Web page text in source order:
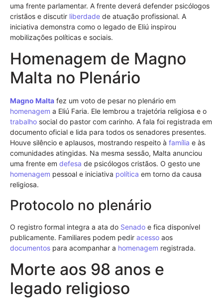
uma frente parlamentar. A frente deverá defender psicólogos
cristãos e discutir liberdade de atuação profissional. A
iniciativa demonstra como o legado de Eliú inspirou
mobilizações políticas e sociais.
Homenagem de Magno
Malta no Plenário
Magno Malta fez um voto de pesar no plenário em
homenagem a Eliú Faria. Ele lembrou a trajetória religiosa e o
trabalho social do pastor com carinho. A fala foi registrada em
documento oficial e lida para todos os senadores presentes.
Houve silêncio e aplausos, mostrando respeito à família e às
comunidades atingidas. Na mesma sessão, Malta anunciou
uma frente em defesa de psicólogos cristãos. O gesto une
homenagem pessoal e iniciativa política em torno da causa
religiosa.
Protocolo no plenário
O registro formal integra a ata do Senado e fica disponível
publicamente. Familiares podem pedir acesso aos
documentos para acompanhar a homenagem registrada.
Morte aos 98 anos e
legado religioso